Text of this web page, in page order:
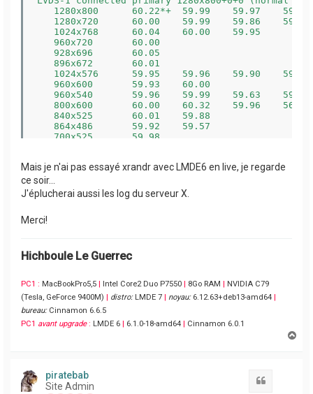
1280x800      60.22*+  59.99    59.97
1280x720      60.00    59.99    59.86
   1024x768      60.04    60.00    59.95
   960x720       60.00
   928x696       60.05
   896x672       60.01
1024x576      59.95    59.96    59.90
   960x600       59.93    60.00
960x540       59.96    59.99    59.63
800x600       60.00    60.32    59.96
   840x525       60.01    59.88
   864x486       59.92    59.57
   700x525       59.98
   700x450       59.96    59.88
   640x480       60.00    59.94    59.94
   720x405       59.51    58.99
   720x400       59.97
   640x400       59.88    59.98    59.96
   512x384       60.00
   512x288       60.00    59.92
   400x300       60.32    56.34
   432x243       59.92    59.57
   320x240       60.05
   360x202       59.51    59.13
   320x180       59.84    59.32
Mais je n'ai pas essayé xrandr avec LMDE6 en live, je regarde
ce soir...
J'éplucherai aussi les log du serveur X.
Merci!
Hichboule Le Guerrec
PC1 : MacBookPro5,5 | Intel Core2 Duo P7550 | 8Go RAM | NVIDIA C79
(Tesla, GeForce 9400M) | distro:LMDE 7 | noyau:6.12.63+deb13-amd64 |
bureau:Cinnamon 6.6.5
PC1 avant upgrade: LMDE 6 | 6.1.0-18-amd64 | Cinnamon 6.0.1
piratebab
Site Admin